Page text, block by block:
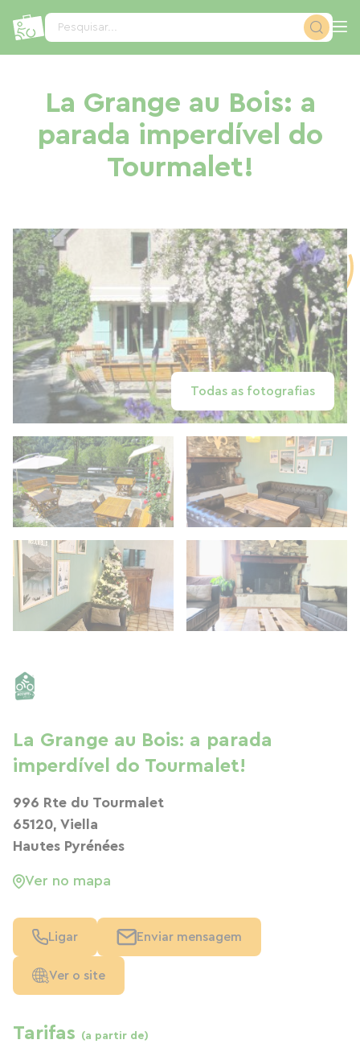
Pesquisar...
La Grange au Bois: a
parada imperdível do
Tourmalet!
Todas as fotografias
La Grange au Bois: a parada
imperdível do Tourmalet!
996 Rte du Tourmalet
65120, Viella
Hautes Pyrénées
Ver no mapa
Ligar Enviar mensagem
Ver o site
Tarifas (a partir de)
Painel de Gerenciamento de Cookies